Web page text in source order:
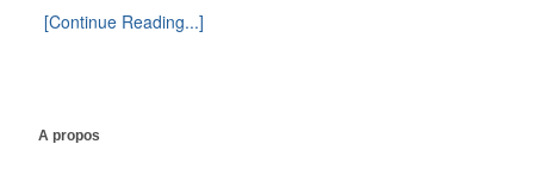
[Continue Reading...]
A propos